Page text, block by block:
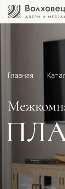
Главная